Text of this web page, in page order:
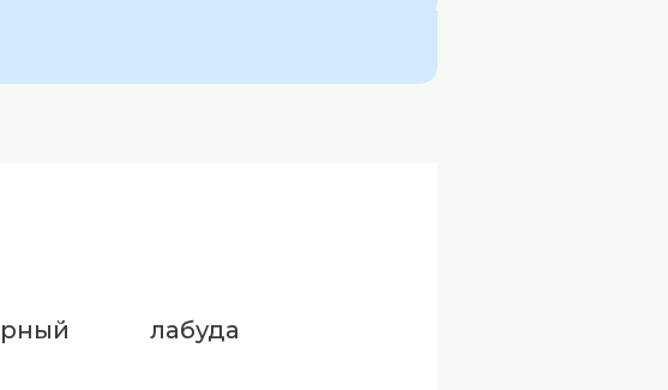
лабуда